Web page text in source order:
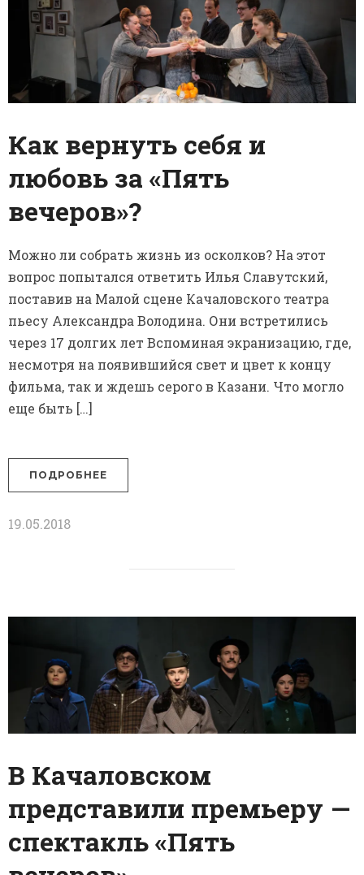
Как вернуть себя и
любовь за «Пять
вечеров»?
Можно ли собрать жизнь из осколков? На этот
вопрос попытался ответить Илья Славутский,
поставив на Малой сцене Качаловского театра
пьесу Александра Володина. Они встретились
через 17 долгих лет Вспоминая экранизацию, где,
несмотря на появившийся свет и цвет к концу
фильма, так и ждешь серого в Казани. Что могло
еще быть […]
ПОДРОБНЕЕ
19.05.2018
В Качаловском
представили премьеру —
спектакль «Пять